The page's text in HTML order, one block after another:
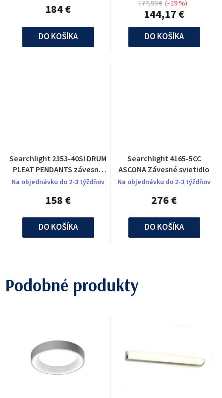
184 €
DO KOŠÍKA
144,17 €
177,99 € (–19 %)
DO KOŠÍKA
Searchlight 2353-40SI DRUM
PLEAT PENDANTS závesné
svietidlo
Na objednávku do 2-3 týždňov
158 €
DO KOŠÍKA
Searchlight 4165-5CC
ASCONA Závesné svietidlo
Na objednávku do 2-3 týždňov
276 €
DO KOŠÍKA
Podobné produkty